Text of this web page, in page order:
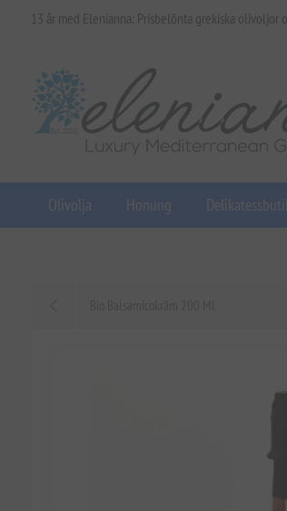
13 år med Elenianna: Prisbelönta grekiska
Olivolja Honung